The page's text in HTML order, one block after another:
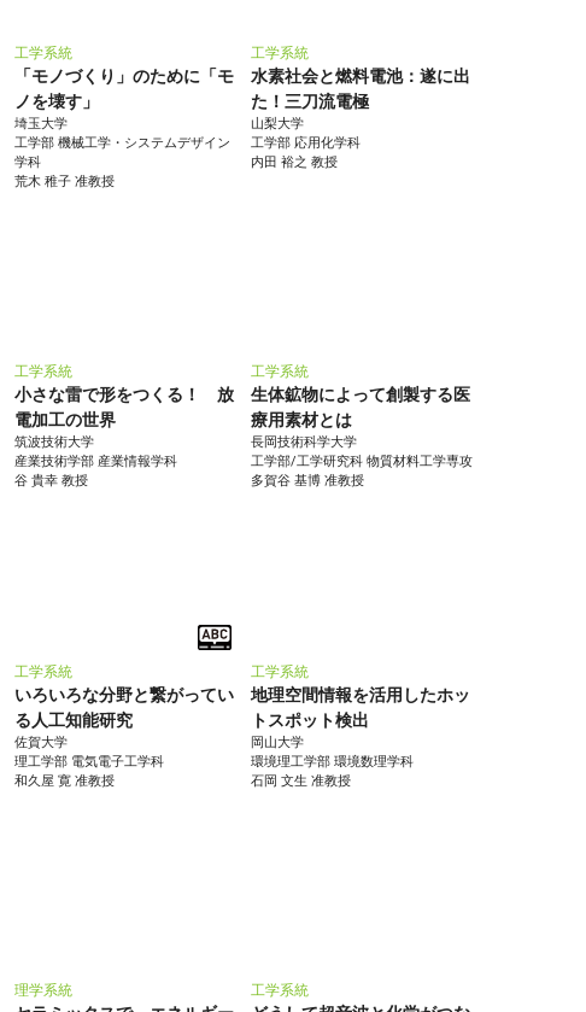
工学系統
「モノづくり」のために「モ
ノを壊す」
埼玉大学
工学部 機械工学・システムデザイン
学科
荒木 稚子 准教授
工学系統
水素社会と燃料電池：遂に出
た！三刀流電極
山梨大学
工学部 応用化学科
内田 裕之 教授
工学系統
小さな雷で形をつくる！ 放
電加工の世界
筑波技術大学
産業技術学部 産業情報学科
谷 貴幸 教授
工学系統
生体鉱物によって創製する医
療用素材とは
長岡技術科学大学
工学部/工学研究科 物質材料工学専攻
多賀谷 基博 准教授
工学系統
いろいろな分野と繋がってい
る人工知能研究
佐賀大学
理工学部 電気電子工学科
和久屋 寛 准教授
工学系統
地理空間情報を活用したホッ
トスポット検出
岡山大学
環境理工学部 環境数理学科
石岡 文生 准教授
理学系統 工学系統